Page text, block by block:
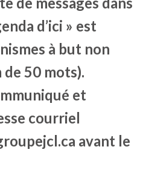
d’ici » est
à but non
50 mots).
et
courriel
avant le